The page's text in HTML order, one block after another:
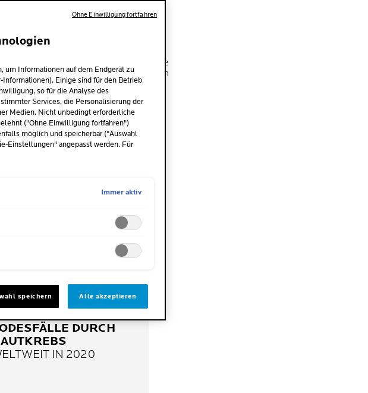
SEIN
Geschlechts und jeder Hautfarbe
alt und vor allem Männer sind jedoch
UV-Strahlung (natürliche und
von Melanomen. Hier einige
DURCH
IN 2020
um Informationen auf dem Endgerät zu
Einige sind für den Betrieb
so für die Analyse des
Services, die Personalisierung der
Medien. Nicht unbedingt erforderliche
("Ohne Einwilligung fortfahren")
möglich und speicherbar ("Auswahl
Einstellungen" angepasst werden. Für
Immer aktiv
speichern Alle akzeptieren
Ohne Einwilligung fortfahren